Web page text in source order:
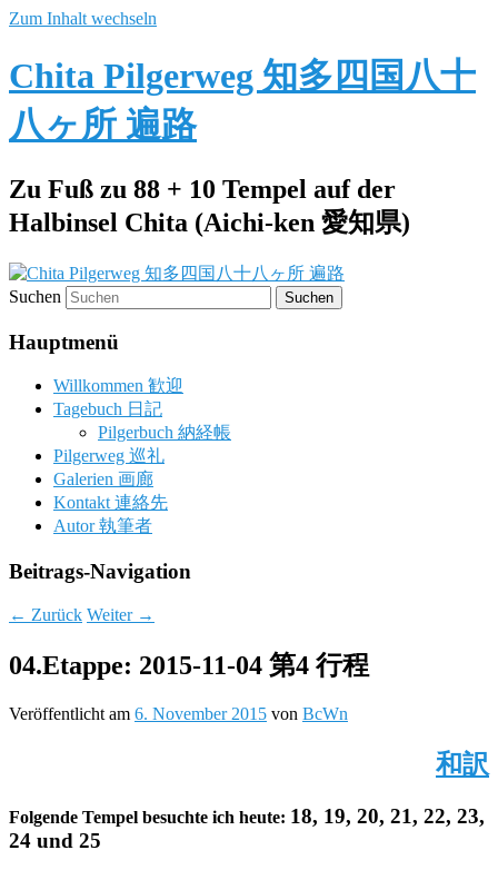
Zum Inhalt wechseln
Chita Pilgerweg 知多四国八十
八ヶ所 遍路
Zu Fuß zu 88 + 10 Tempel auf der
Halbinsel Chita (Aichi-ken 愛知県)
Suchen
Hauptmenü
Willkommen 歓迎
Tagebuch 日記
Pilgerbuch 納経帳
Pilgerweg 巡礼
Galerien 画廊
Kontakt 連絡先
Autor 執筆者
Beitrags-Navigation
← Zurück Weiter →
04.Etappe: 2015-11-04 第4 行程
Veröffentlicht am 6. November 2015 von BcWn
和訳
Folgende Tempel besuchte ich heute: 18, 19, 20, 21, 22, 23,
24 und 25